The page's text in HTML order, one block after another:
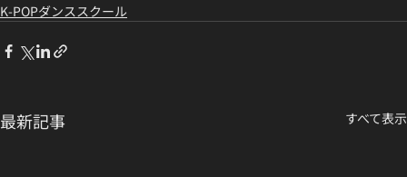
K-POPダンススクール
最新記事 すべて表示